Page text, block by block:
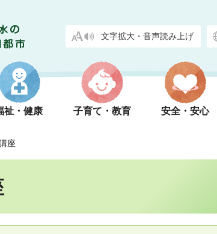
文字拡大・音声読み上げ
祉・健康 子育て・教育 安全・安心
座